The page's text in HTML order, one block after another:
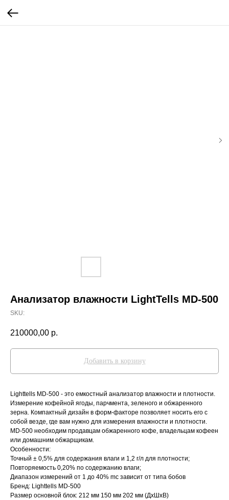
Анализатор влажности LightTells MD-500
SKU:
210000,00 р.
Добавить в корзину
Lighttells MD-500 - это емкостный анализатор влажности и плотности.
Измерение кофейной ягоды, парчмента, зеленого и обжаренного
зерна. Компактный дизайн в форм-факторе позволяет носить его с
собой везде, где вам нужно для измерения влажности и плотности.
MD-500 необходим продавцам обжаренного кофе, владельцам кофеен
или домашним обжарщикам.
Особенности:
Точный ± 0,5% для содержания влаги и 1,2 г/л для плотности;
Повторяемость 0,20% по содержанию влаги;
Диапазон измерений от 1 до 40% mc зависит от типа бобов
Бренд: Lighttells MD-500
Размер основной блок: 212 мм 150 мм 202 мм (ДхШхВ)